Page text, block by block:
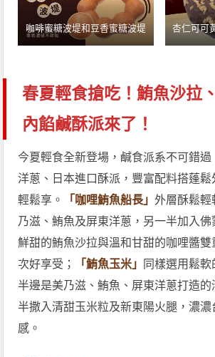
咖啡蜜糖波堤和豆香蜜糖波堤 杏仁可可
春夏輕食搶吃！鮪魚沙拉
內餡鹹酥派來了！
今夏輕食全新登場，鹹食派系不可錯過
洋蔥、日本進口酥派，豐富配料搭蓬鬆
輕鬆享。
「咖哩鮪魚船長」外層酥鬆輕
乃滋、鮪魚及屏東洋蔥，另一半加入
鮮甜的鮪魚沙拉與溫和甘甜的咖哩醬雙
次好享受；
「鮪魚玉米」
同樣選用鬆軟
半邊是美乃滋、鮪魚、屏東洋蔥打造
半撒入清甜玉米粒及新東陽火腿，濃濃
感。